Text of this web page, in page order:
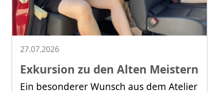
27.07.2026
Exkursion zu den Alten Meistern
Ein besonderer Wunsch aus dem Atelier